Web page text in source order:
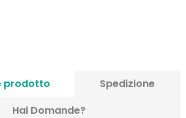
prodotto
Spedizione
Hai Domande?